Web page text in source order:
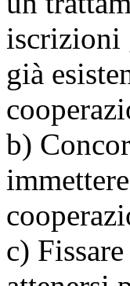
iscrizioni
già
b)
c)